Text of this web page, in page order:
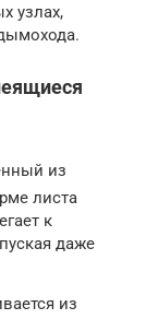
узлах,
из
листа
к
даже
из